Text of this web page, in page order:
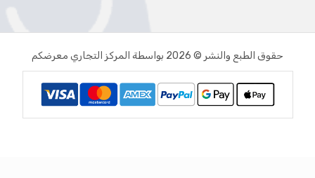
حقوق الطبع والنشر © 2026 بواسطة المركز التجاري معرضكم